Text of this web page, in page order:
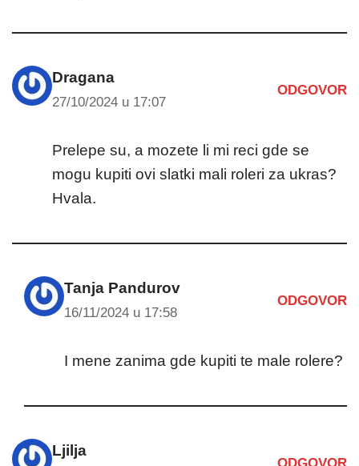
Dragana
27/10/2024 u 17:07
ODGOVOR
Prelepe su, a mozete li mi reci gde se
mogu kupiti ovi slatki mali roleri za ukras?
Hvala.
Tanja Pandurov
16/11/2024 u 17:58
ODGOVOR
I mene zanima gde kupiti te male rolere?
Ljilja
ODGOVOR